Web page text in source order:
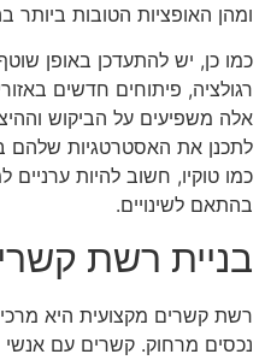
ומהן האופציות הטובות ביותר
כמו כן, יש להתעדכן באופן
רגולציה, פיתוחים חדשים
אלה משפיעים על הביקוש
לתכנן את האסטרטגיות שלהם
כמו טוקיו, חשוב להיות
בהתאם לשינויים.
בניית רשת
רשת קשרים מקצועית היא
נכסים מרחוק. קשרים עם אנשי